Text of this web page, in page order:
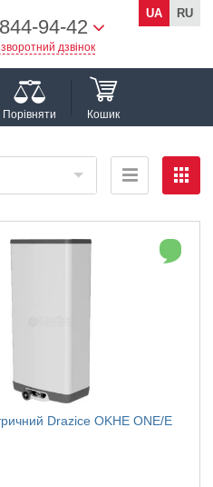
94-42
дзвінок
UA RU
Порівняти Кошик
Drazice OKHE ONE/E